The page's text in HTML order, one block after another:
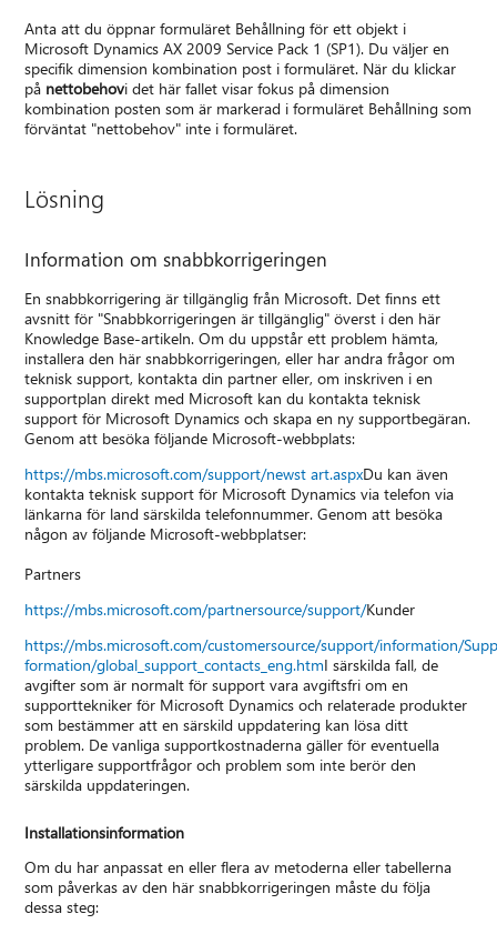
Anta att du öppnar formuläret Behållning för ett objekt i
Microsoft Dynamics AX 2009 Service Pack 1 (SP1). Du väljer en
specifik dimension kombination post i formuläret. När du klickar
på nettobehovi det här fallet visar fokus på dimension
kombination posten som är markerad i formuläret Behållning som
förväntat "nettobehov" inte i formuläret.
Lösning
Information om snabbkorrigeringen
En snabbkorrigering är tillgänglig från Microsoft. Det finns ett
avsnitt för "Snabbkorrigeringen är tillgänglig" överst i den här
Knowledge Base-artikeln. Om du uppstår ett problem hämta,
installera den här snabbkorrigeringen, eller har andra frågor om
teknisk support, kontakta din partner eller, om inskriven i en
supportplan direkt med Microsoft kan du kontakta teknisk
support för Microsoft Dynamics och skapa en ny supportbegäran.
Genom att besöka följande Microsoft-webbplats:
https://mbs.microsoft.com/support/newst art.aspxDu kan även
kontakta teknisk support för Microsoft Dynamics via telefon via
länkarna för land särskilda telefonnummer. Genom att besöka
någon av följande Microsoft-webbplatser:
Partners
https://mbs.microsoft.com/partnersource/support/Kunder
https://mbs.microsoft.com/customersource/support/information/
formation/global_support_contacts_eng.htmI särskilda fall, de
avgifter som är normalt för support vara avgiftsfri om en
supporttekniker för Microsoft Dynamics och relaterade produkter
som bestämmer att en särskild uppdatering kan lösa ditt
problem. De vanliga supportkostnaderna gäller för eventuella
ytterligare supportfrågor och problem som inte berör den
särskilda uppdateringen.
Installationsinformation
Om du har anpassat en eller flera av metoderna eller tabellerna
som påverkas av den här snabbkorrigeringen måste du följa
dessa steg: